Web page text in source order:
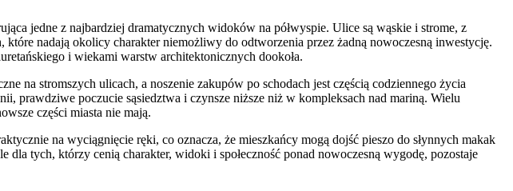
jedne z najbardziej dramatycznych widoków na półwyspie. Ulice są wąskie i strome, z
nadają okolicy charakter niemożliwy do odtworzenia przez żadną nowoczesną inwestycję.
i wiekami warstw architektonicznych dookoła.
na stromszych ulicach, a noszenie zakupów po schodach jest częścią codziennego życia
prawdziwe poczucie sąsiedztwa i czynsze niższe niż w kompleksach nad mariną. Wielu
części miasta nie mają.
na wyciągnięcie ręki, co oznacza, że mieszkańcy mogą dojść pieszo do słynnych makak
tych, którzy cenią charakter, widoki i społeczność ponad nowoczesną wygodę, pozostaje